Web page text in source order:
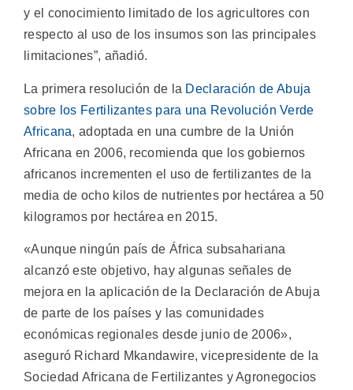
y el conocimiento limitado de los agricultores con
respecto al uso de los insumos son las principales
limitaciones”, añadió.
La primera resolución de la Declaración de Abuja
sobre los Fertilizantes para una Revolución Verde
Africana, adoptada en una cumbre de la Unión
Africana en 2006, recomienda que los gobiernos
africanos incrementen el uso de fertilizantes de la
media de ocho kilos de nutrientes por hectárea a 50
kilogramos por hectárea en 2015.
«Aunque ningún país de África subsahariana
alcanzó este objetivo, hay algunas señales de
mejora en la aplicación de la Declaración de Abuja
de parte de los países y las comunidades
económicas regionales desde junio de 2006»,
aseguró Richard Mkandawire, vicepresidente de la
Sociedad Africana de Fertilizantes y Agronegocios